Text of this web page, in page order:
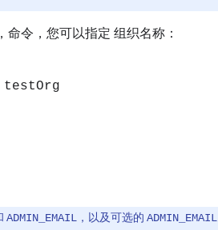
令，您可以指定 组织名称：
testOrg
ADMIN_EMAIL ，以及可选的 ADMIN_EMAIL